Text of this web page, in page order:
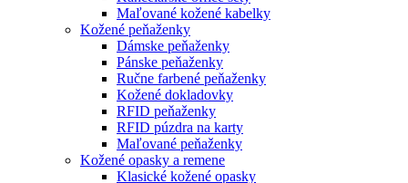
Maľované kožené kabelky
Kožené peňaženky
Dámske peňaženky
Pánske peňaženky
Ručne farbené peňaženky
Kožené dokladovky
RFID peňaženky
RFID púzdra na karty
Maľované peňaženky
Kožené opasky a remene
Klasické kožené opasky